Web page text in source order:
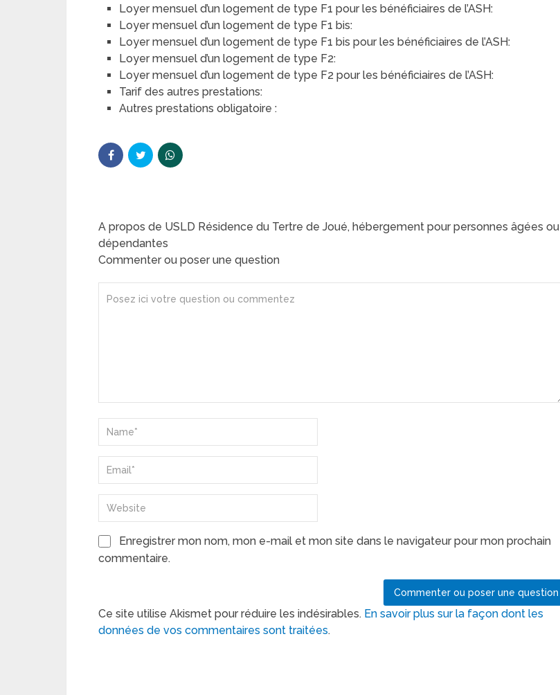
Loyer mensuel d’un logement de type F1 pour les bénéficiaires de l’ASH:
Loyer mensuel d’un logement de type F1 bis:
Loyer mensuel d’un logement de type F1 bis pour les bénéficiaires de l’ASH:
Loyer mensuel d’un logement de type F2:
Loyer mensuel d’un logement de type F2 pour les bénéficiaires de l’ASH:
Tarif des autres prestations:
Autres prestations obligatoire :
A propos de USLD Résidence du Tertre de Joué, hébergement pour personnes âgées ou
dépendantes
Commenter ou poser une question
Enregistrer mon nom, mon e-mail et mon site dans le navigateur pour mon prochain
commentaire.
Ce site utilise Akismet pour réduire les indésirables. En savoir plus sur la façon dont les
données de vos commentaires sont traitées.